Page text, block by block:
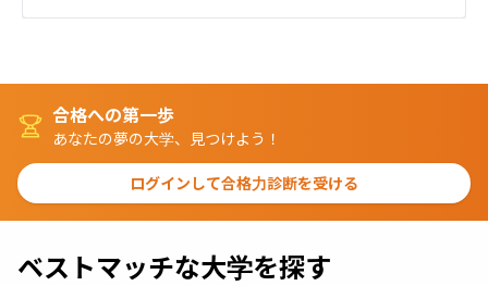
合格への第一歩
あなたの夢の大学、見つけよう！
ログインして合格力診断を受ける
ベストマッチな大学を探す